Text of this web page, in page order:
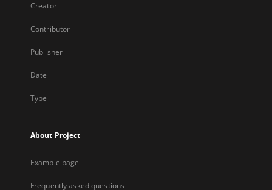
Creator
Contributor
Publisher
Date
Type
About Project
Example page
Frequently asked questions